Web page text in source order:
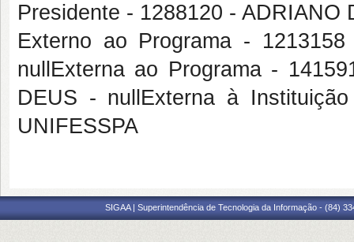
Presidente - 1288120 - ADRIANO
Externo ao Programa -
nullExterna ao Programa -
DEUS - nullExterna à
UNIFESSPA
SIGAA | Superintendência de Tecnologia da Informação - (84)